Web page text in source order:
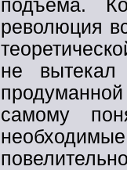
подъема.
революция
не
самому